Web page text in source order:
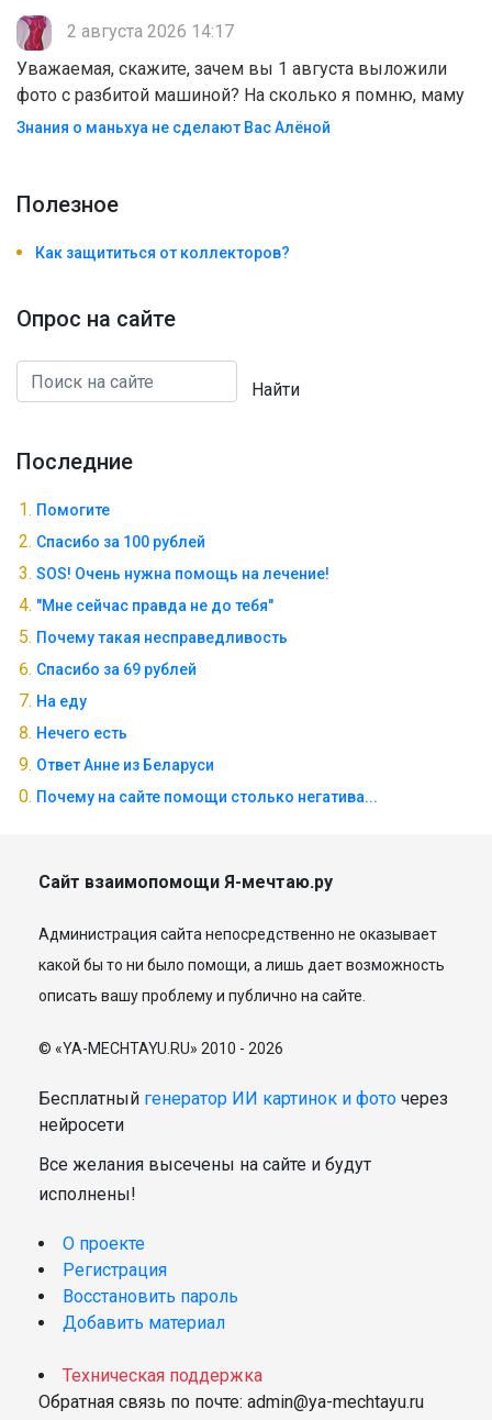
2 августа 2026 14:17
Уважаемая, скажите, зачем вы 1 августа выложили
фото с разбитой машиной? На сколько я помню, маму
Знания о маньхуа не сделают Вас Алëной
Полезноe
Как защититься от коллекторов?
Опрос на сайте
Найти
Последние
Помогите
Спасибо за 100 рублей
SOS! Очень нужна помощь на лечение!
"Мне сейчас правда не до тебя"
Почему такая несправедливость
Спасибо за 69 рублей
На еду
Нечего есть
Ответ Анне из Беларуси
Почему на сайте помощи столько негатива...
Сайт взаимопомощи Я-мечтаю.ру
Администрация сайта непосредственно не оказывает
какой бы то ни было помощи, а лишь дает возможность
описать вашу проблему и публично на сайте.
© «YA-MECHTAYU.RU» 2010 - 2026
Бесплатный генератор ИИ картинок и фото через
нейросети
Все желания высечены на сайте и будут
исполнены!
О проекте
Регистрация
Восстановить пароль
Добавить материал
Техническая поддержка
Обратная связь по почте: admin@ya-mechtayu.ru